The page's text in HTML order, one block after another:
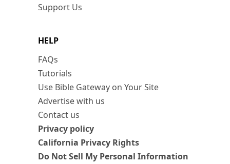
Support Us
HELP
FAQs
Tutorials
Use Bible Gateway on Your Site
Advertise with us
Contact us
Privacy policy
California Privacy Rights
Do Not Sell My Personal Information